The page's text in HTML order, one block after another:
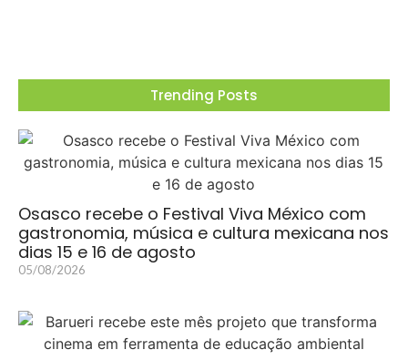
Trending Posts
Osasco recebe o Festival Viva México com
gastronomia, música e cultura mexicana nos
dias 15 e 16 de agosto
05/08/2026